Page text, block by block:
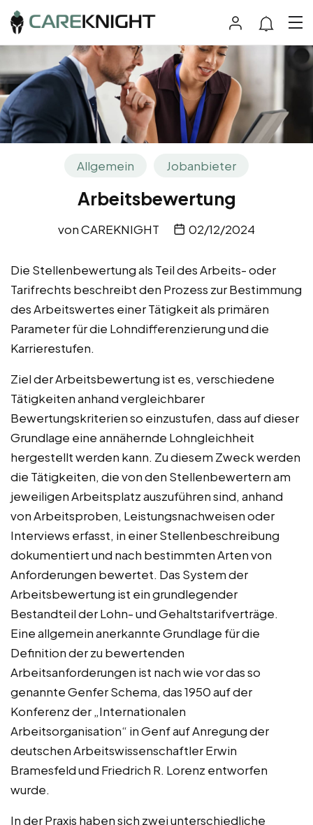
Allgemein Jobanbieter
Arbeitsbewertung
vonCAREKNIGHT 02/12/2024
Die Stellenbewertung als Teil des Arbeits- oder
Tarifrechts beschreibt den Prozess zur Bestimmung
des Arbeitswertes einer Tätigkeit als primären
Parameter für die Lohndifferenzierung und die
Karrierestufen.
Ziel der Arbeitsbewertung ist es, verschiedene
Tätigkeiten anhand vergleichbarer
Bewertungskriterien so einzustufen, dass auf dieser
Grundlage eine annähernde Lohngleichheit
hergestellt werden kann. Zu diesem Zweck werden
die Tätigkeiten, die von den Stellenbewertern am
jeweiligen Arbeitsplatz auszuführen sind, anhand
von Arbeitsproben, Leistungsnachweisen oder
Interviews erfasst, in einer Stellenbeschreibung
dokumentiert und nach bestimmten Arten von
Anforderungen bewertet. Das System der
Arbeitsbewertung ist ein grundlegender
Bestandteil der Lohn- und Gehaltstarifverträge.
Eine allgemein anerkannte Grundlage für die
Definition der zu bewertenden
Arbeitsanforderungen ist nach wie vor das so
genannte Genfer Schema, das 1950 auf der
Konferenz der „Internationalen
Arbeitsorganisation“ in Genf auf Anregung der
deutschen Arbeitswissenschaftler Erwin
Bramesfeld und Friedrich R. Lorenz entworfen
wurde.
In der Praxis haben sich zwei unterschiedliche